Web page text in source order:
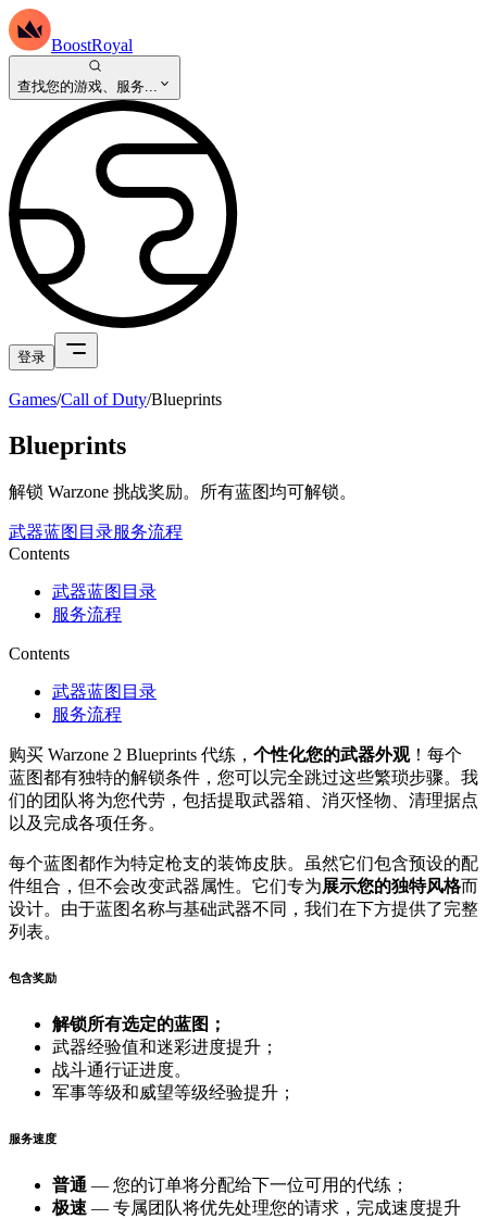
BoostRoyal
查找您的游戏、服务...
登录
Games/Call of Duty/Blueprints
Blueprints
解锁 Warzone 挑战奖励。所有蓝图均可解锁。
武器蓝图目录服务流程
Contents
武器蓝图目录
服务流程
Contents
武器蓝图目录
服务流程
购买 Warzone 2 Blueprints 代练， 个性化您的武器外观！每个
蓝图都有独特的解锁条件，您可以完全跳过这些繁琐步骤。我
们的团队将为您代劳，包括提取武器箱、消灭怪物、清理据点
以及完成各项任务。
每个蓝图都作为特定枪支的装饰皮肤。虽然它们包含预设的配
件组合，但不会改变武器属性。它们专为展示您的独特风格而
设计。由于蓝图名称与基础武器不同，我们在下方提供了完整
列表。
包含奖励
解锁所有选定的蓝图；
武器经验值和迷彩进度提升；
战斗通行证进度。
军事等级和威望等级经验提升；
服务速度
普通 — 您的订单将分配给下一位可用的代练；
极速 — 专属团队将优先处理您的请求，完成速度提升